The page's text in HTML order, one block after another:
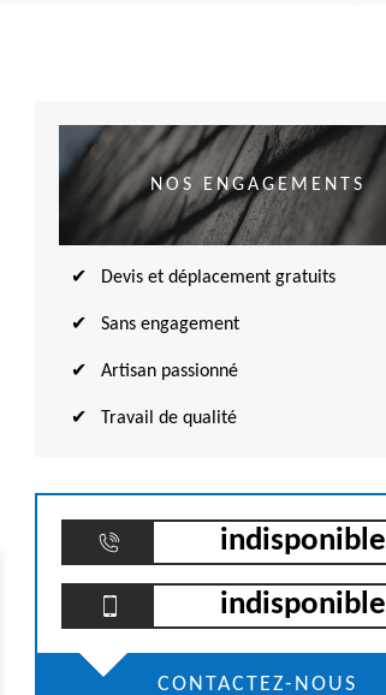
NOS ENGAGEMENTS
Devis et déplacement gratuits
Sans engagement
Artisan passionné
Travail de qualité
indisponible
indisponible
CONTACTEZ-NOUS